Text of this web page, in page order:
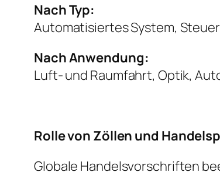
Nach Typ:
Automatisiertes System,
Nach Anwendung:
Luft- und Raumfahrt, Optik,
Rolle von Zöllen und
Globale Handelsvorschriften